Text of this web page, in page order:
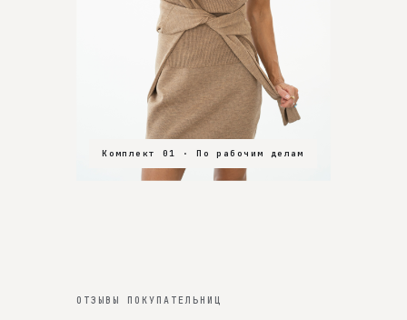
Комплект 01 · По рабочим делам
Комплект 02 · В зал
Комплект 03 · На особенный вечер
ОТЗЫВЫ ПОКУПАТЕЛЬНИЦ